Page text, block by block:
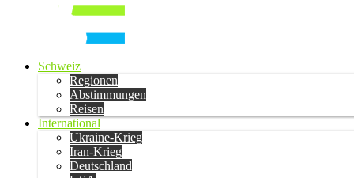
Schweiz
Regionen
Abstimmungen
Reisen
International
Ukraine-Krieg
Iran-Krieg
Deutschland